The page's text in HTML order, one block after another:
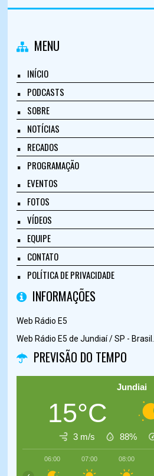
MENU
INÍCIO
PODCASTS
SOBRE
NOTÍCIAS
RECADOS
PROGRAMAÇÃO
EVENTOS
FOTOS
VÍDEOS
EQUIPE
CONTATO
POLÍTICA DE PRIVACIDADE
INFORMAÇÕES
Web Rádio E5
Web Rádio E5 de Jundiaí / SP - Brasil.
PREVISÃO DO TEMPO
Jundiai
15°C
3 m/s 88%
06:00 07:00 08:00